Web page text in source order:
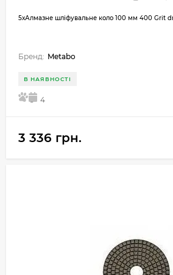
5хАлмазне шліфувальне коло 100 мм 400 Grit
Бренд: Metabo
В НАЯВНОСТІ
5 4
3 336 грн.